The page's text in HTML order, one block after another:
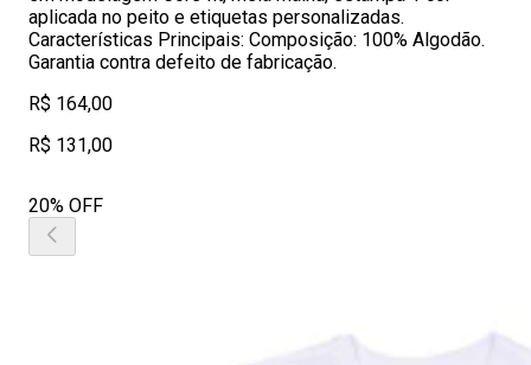
aplicada no peito e etiquetas personalizadas.
Características Principais: Composição: 100% Algodão.
Garantia contra defeito de fabricação.
R$ 164,00
R$ 131,00
20% OFF